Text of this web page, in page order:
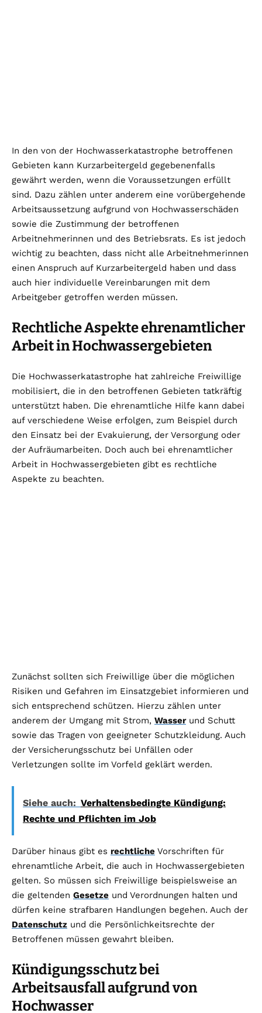
In den von der Hochwasserkatastrophe betroffenen
Gebieten kann Kurzarbeitergeld gegebenenfalls
gewährt werden, wenn die Voraussetzungen erfüllt
sind. Dazu zählen unter anderem eine vorübergehende
Arbeitsaussetzung aufgrund von Hochwasserschäden
sowie die Zustimmung der betroffenen
Arbeitnehmerinnen und des Betriebsrats. Es ist jedoch
wichtig zu beachten, dass nicht alle Arbeitnehmerinnen
einen Anspruch auf Kurzarbeitergeld haben und dass
auch hier individuelle Vereinbarungen mit dem
Arbeitgeber getroffen werden müssen.
Rechtliche Aspekte ehrenamtlicher
Arbeit in Hochwassergebieten
Die Hochwasserkatastrophe hat zahlreiche Freiwillige
mobilisiert, die in den betroffenen Gebieten tatkräftig
unterstützt haben. Die ehrenamtliche Hilfe kann dabei
auf verschiedene Weise erfolgen, zum Beispiel durch
den Einsatz bei der Evakuierung, der Versorgung oder
der Aufräumarbeiten. Doch auch bei ehrenamtlicher
Arbeit in Hochwassergebieten gibt es rechtliche
Aspekte zu beachten.
Zunächst sollten sich Freiwillige über die möglichen
Risiken und Gefahren im Einsatzgebiet informieren und
sich entsprechend schützen. Hierzu zählen unter
anderem der Umgang mit Strom, Wasserund Schutt
sowie das Tragen von geeigneter Schutzkleidung. Auch
der Versicherungsschutz bei Unfällen oder
Verletzungen sollte im Vorfeld geklärt werden.
Siehe auch: Verhaltensbedingte Kündigung:
Rechte und Pflichten im Job
Darüber hinaus gibt es rechtliche Vorschriften für
ehrenamtliche Arbeit, die auch in Hochwassergebieten
gelten. So müssen sich Freiwillige beispielsweise an
die geltenden Gesetze und Verordnungen halten und
dürfen keine strafbaren Handlungen begehen. Auch der
Datenschutz und die Persönlichkeitsrechte der
Betroffenen müssen gewahrt bleiben.
Kündigungsschutz bei
Arbeitsausfall aufgrund von
Hochwasser